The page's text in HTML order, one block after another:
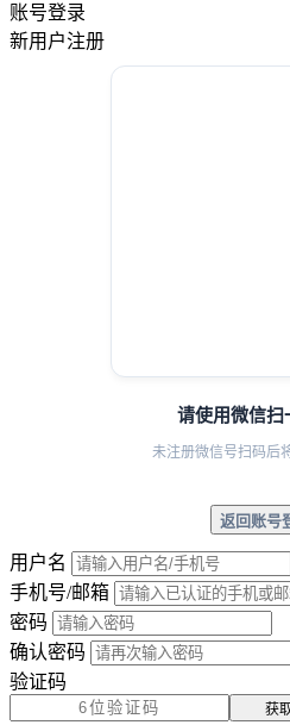
账号登录
新用户注册
请使用微信扫
未注册微信号扫码后
返回账号
用户名
手机号/邮箱
密码
确认密码
验证码
获